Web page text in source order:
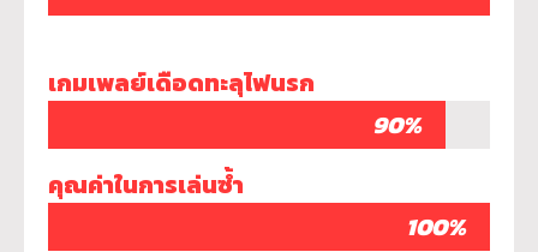
เกมเพลย์เดือดทะลุไฟนรก
90%
คุณค่าในการเล่นซ้ำ
100%